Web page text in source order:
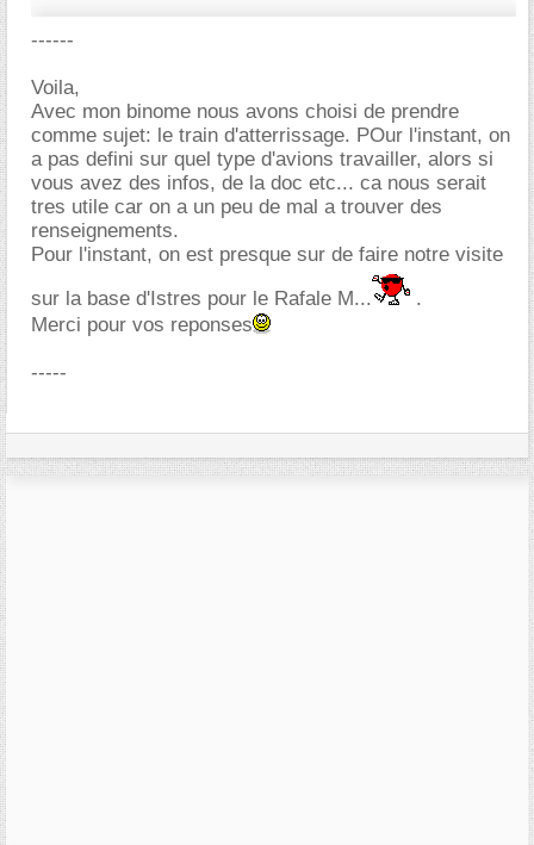
------
Voila,
Avec mon binome nous avons choisi de prendre
comme sujet: le train d'atterrissage. POur l'instant, on
a pas defini sur quel type d'avions travailler, alors si
vous avez des infos, de la doc etc... ca nous serait
tres utile car on a un peu de mal a trouver des
renseignements.
Pour l'instant, on est presque sur de faire notre visite
sur la base d'Istres pour le Rafale M...
.
Merci pour vos reponses
-----